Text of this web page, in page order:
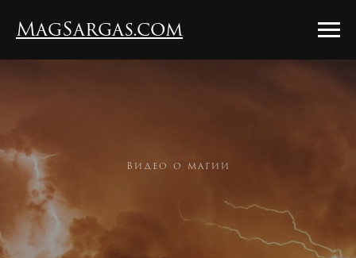
MagSargas.com
Видео о магии